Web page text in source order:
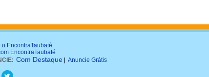
o EncontraTaubaté
EncontraTaubaté
Com Destaque Anuncie Grátis